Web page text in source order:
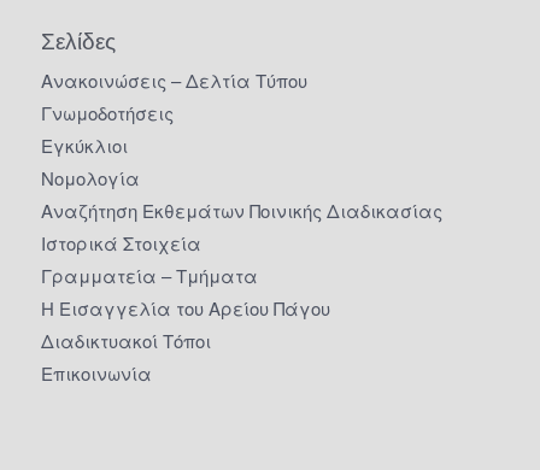
Σελίδες
Ανακοινώσεις – Δελτία Τύπου
Γνωμοδοτήσεις
Εγκύκλιοι
Νομολογία
Αναζήτηση Εκθεμάτων Ποινικής Διαδικασίας
Ιστορικά Στοιχεία
Γραμματεία – Τμήματα
Η Εισαγγελία του Αρείου Πάγου
Διαδικτυακοί Τόποι
Επικοινωνία